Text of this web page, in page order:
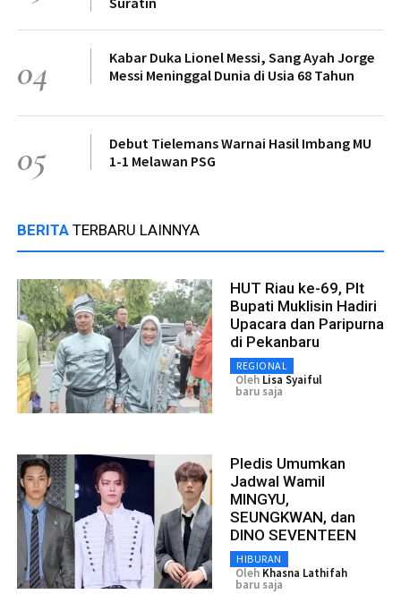
04
Kabar Duka Lionel Messi, Sang Ayah Jorge
Messi Meninggal Dunia di Usia 68 Tahun
05
Debut Tielemans Warnai Hasil Imbang MU
1-1 Melawan PSG
BERITA TERBARU LAINNYA
HUT Riau ke-69, Plt
Bupati Muklisin Hadiri
Upacara dan Paripurna
di Pekanbaru
REGIONAL
Oleh Lisa Syaiful
baru saja
Pledis Umumkan
Jadwal Wamil
MINGYU,
SEUNGKWAN, dan
DINO SEVENTEEN
HIBURAN
Oleh Khasna Lathifah
baru saja